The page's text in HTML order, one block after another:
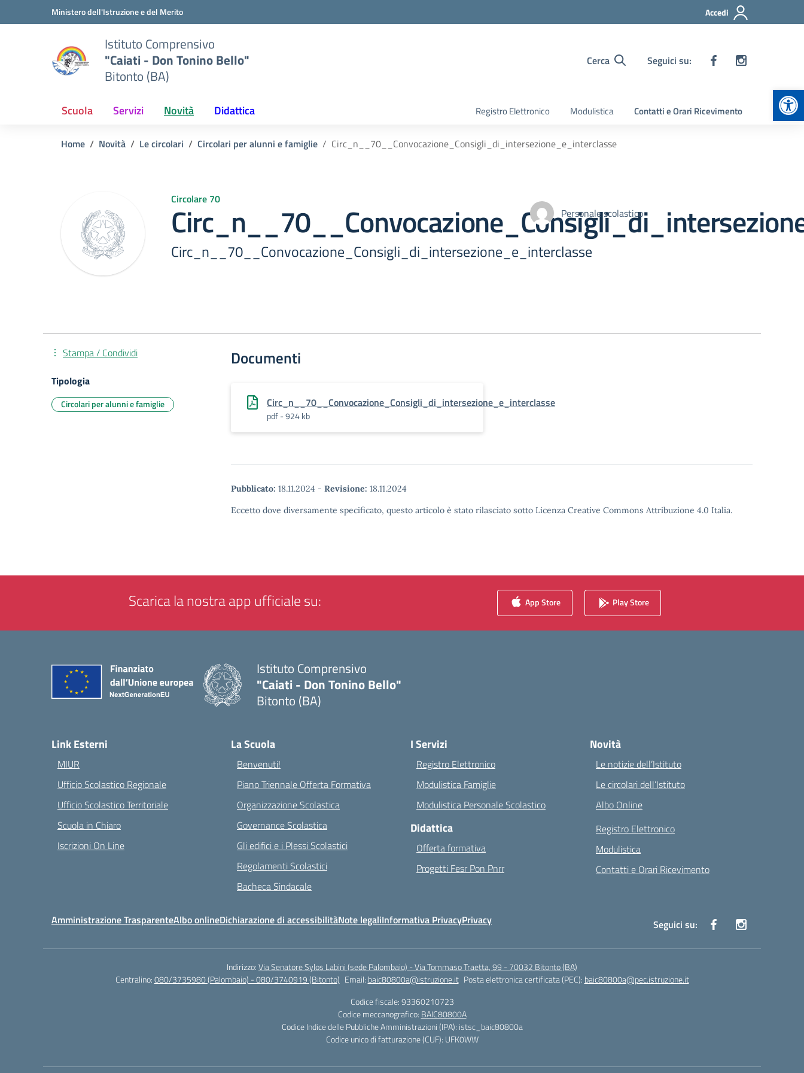
Vai ai contenuti
Vai al menu di navigazioneMinistero dell'Istruzione e del Merito Accedi
Istituto Comprensivo
"Caiati - Don Tonino Bello"
Bitonto (BA)
Cerca Seguici su:
Scuola Servizi Novità Didattica Registro Elettronico Modulistica Contatti e Orari Ricevimento
Home Novità Le circolari Circolari per alunni e famiglie Circ_n__70__Convocazione_Consigli_di_intersezione_e_interclasse
Circolare 70
Circ_n__70__Convocazione_Consigli_di_intersezione_e_interclasse
Personale scolastico
Documenti
Circ_n__70__Convocazione_Consigli_di_intersezione_e_interclasse
pdf - 924 kb
Pubblicato: 18.11.2024 - Revisione: 18.11.2024
Eccetto dove diversamente specificato, questo articolo è stato rilasciato sotto Licenza Creative Commons Attribuzione 4.0 Italia.
Stampa / Condividi
Tipologia
Circolari per alunni e famiglie
Scarica la nostra app ufficiale su: App Store Play Store
Istituto Comprensivo
"Caiati - Don Tonino Bello"
Bitonto (BA)
Link Esterni
MIUR
Ufficio Scolastico Regionale
Ufficio Scolastico Territoriale
Scuola in Chiaro
Iscrizioni On Line
La Scuola
Benvenuti!
Piano Triennale Offerta Formativa
Organizzazione Scolastica
Governance Scolastica
Gli edifici e i Plessi Scolastici
Regolamenti Scolastici
Bacheca Sindacale
I Servizi
Registro Elettronico
Modulistica Famiglie
Modulistica Personale Scolastico
Didattica
Offerta formativa
Progetti Fesr Pon Pnrr
Novità
Le notizie dell’Istituto
Le circolari dell’Istituto
Albo Online
Registro Elettronico
Modulistica
Contatti e Orari Ricevimento
Amministrazione TrasparenteAlbo onlineDichiarazione di accessibilitàNote legaliInformativa PrivacyPrivacy Seguici su:
Indirizzo:Via Senatore Sylos Labini (sede Palombaio) - Via Tommaso Traetta, 99 - 70032 Bitonto (BA)
Centralino:080/3735980 (Palombaio) - 080/3740919 (Bitonto) Email: baic80800a@istruzione.it Posta elettronica certificata (PEC): baic80800a@pec.istruzione.it
Codice fiscale: 93360210723
Codice meccanografico: BAIC80800A
Codice Indice delle Pubbliche Amministrazioni (IPA): istsc_baic80800a
Codice unico di fatturazione (CUF): UFK0WW